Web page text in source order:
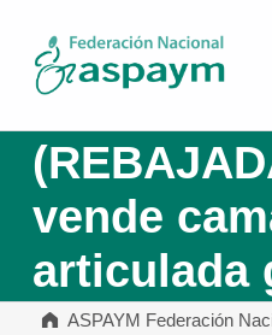
vende
articulada
ASPAYM Federación